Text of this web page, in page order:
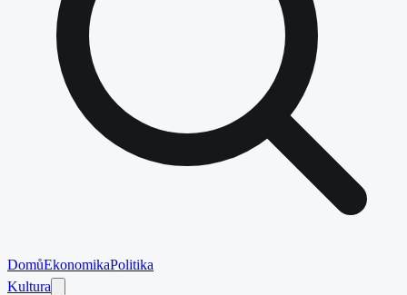
DomůEkonomikaPolitika
Kultura